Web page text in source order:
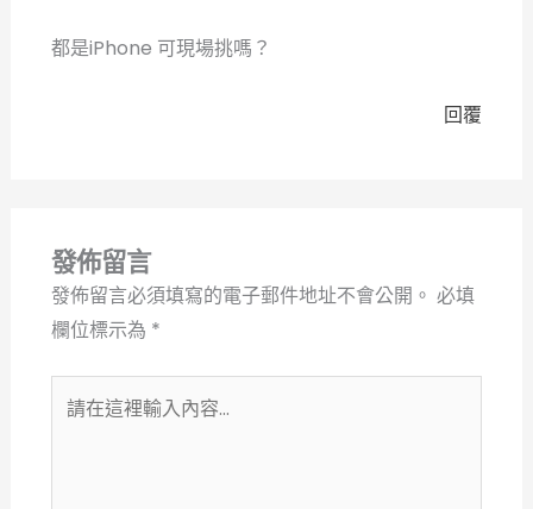
都是iPhone 可現場挑嗎？
回覆
發佈留言
發佈留言必須填寫的電子郵件地址不會公開。 必填
欄位標示為 *
在